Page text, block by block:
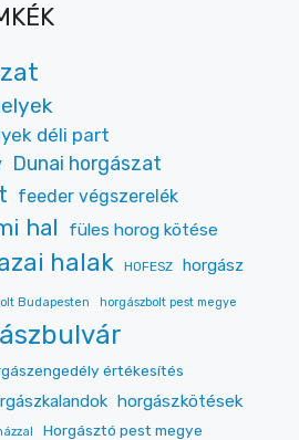
déli part
Dunai horgászat
feeder végszerelék
hal füles horog kötése
halak HOFESZ horgász
Budapesten horgászbolt pest megye
értékesítés
horgászkötések
Horgásztó pest megye